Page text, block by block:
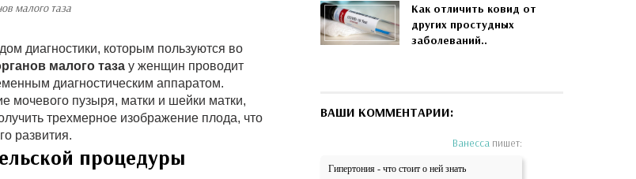
малого таза
диагностики, которым пользуются во
малого таза у женщин проводит
диагностическим аппаратом.
мочевого пузыря, матки и шейки матки,
трехмерное изображение плода, что
развития.
процедуры
Как отличить ковид от
других простудных
заболеваний..
ВАШИ КОММЕНТАРИИ:
Ванесса пишет:
Гипертония - что стоит о ней знать